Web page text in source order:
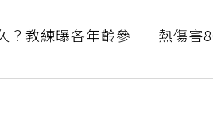
？教練曝各年齡參 熱傷害